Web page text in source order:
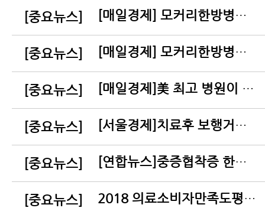
[중요뉴스] [매일경제] 모커리한방병원, 4년 연속 환자가 인정한 '최우수평가병원' 인증
[중요뉴스] [매일경제] 모커리한방병원, 구안와사 클리닉 오픈
[중요뉴스] [매일경제]美 최고 병원이 인정한 척추질환의 한방치료
[중요뉴스] [서울경제]치료후 보행거리 11배나 늘어나
[중요뉴스] [연합뉴스]중증협착증 한방치료효과 입증, 메이요클리닉과 공동논문 발표
[중요뉴스] 2018 의료소비자만족도평가, 최우수평가병원 인증